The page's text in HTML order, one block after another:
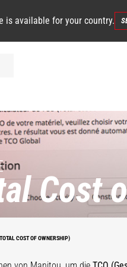
is available for your country.
Cost
COST OF OWNERSHIP)